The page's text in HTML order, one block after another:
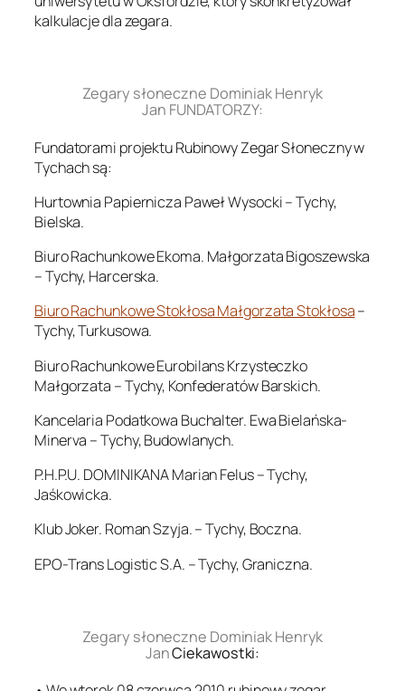
kalkulacje dla zegara.
Zegary słoneczne Dominiak Henryk
Jan FUNDATORZY:
Fundatorami projektu Rubinowy Zegar Słoneczny w
Tychach są:
Hurtownia Papiernicza Paweł Wysocki – Tychy,
Bielska.
Biuro Rachunkowe Ekoma. Małgorzata Bigoszewska
– Tychy, Harcerska.
Biuro Rachunkowe Stokłosa Małgorzata Stokłosa–
Tychy, Turkusowa.
Biuro Rachunkowe Eurobilans Krzysteczko
Małgorzata – Tychy, Konfederatów Barskich.
Kancelaria Podatkowa Buchalter. Ewa Bielańska-
Minerva – Tychy, Budowlanych.
P.H.P.U. DOMINIKANA Marian Felus – Tychy,
Jaśkowicka.
Klub Joker. Roman Szyja. – Tychy, Boczna.
EPO-Trans Logistic S.A. – Tychy, Graniczna.
Zegary słoneczne Dominiak Henryk
JanCiekawostki: